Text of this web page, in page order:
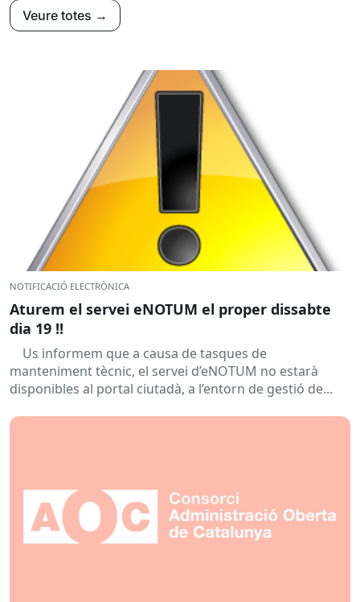
Veure totes →
NOTIFICACIÓ ELECTRÒNICA
Aturem el servei eNOTUM el proper dissabte
dia 19 !!
Us informem que a causa de tasques de
manteniment tècnic, el servei d’eNOTUM no estarà
disponibles al portal ciutadà, a l’entorn de gestió de...